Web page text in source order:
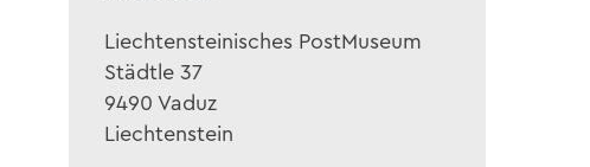
Liechtensteinisches PostMuseum
Städtle 37
9490 Vaduz
Liechtenstein